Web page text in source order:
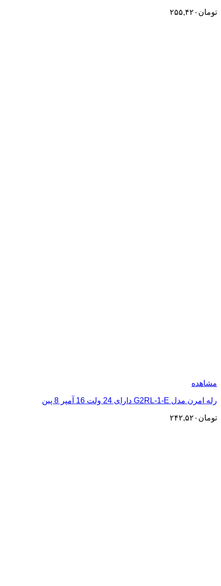
تومان ۲۵۵,۴۲۰
مشاهده
رله امرن مدل G2RL-1-E دارای 24 ولت 16 آمپر 8 پین
تومان ۲۴۲,۵۲۰